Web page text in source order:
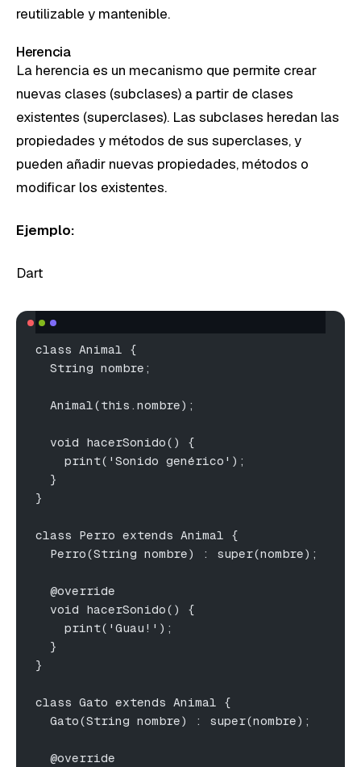
reutilizable y mantenible.
Herencia
La herencia es un mecanismo que permite crear
nuevas clases (subclases) a partir de clases
existentes (superclases). Las subclases heredan las
propiedades y métodos de sus superclases, y
pueden añadir nuevas propiedades, métodos o
modificar los existentes.
Ejemplo:
Dart
class Animal {
  String nombre;
  Animal(this.nombre);
  void hacerSonido() {
    print('Sonido genérico');
  }
}
class Perro extends Animal {
  Perro(String nombre) : super(nombre);
  @override
  void hacerSonido() {
    print('Guau!');
  }
}
class Gato extends Animal {
  Gato(String nombre) : super(nombre);
  @override